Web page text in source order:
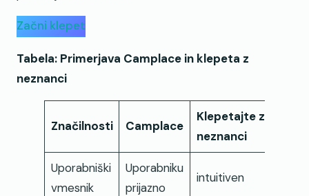
Začni klepet
Tabela: Primerjava Camplace in klepeta z
neznanci
Značilnosti Camplace
Klepetajte z
neznanci
Uporabniški
vmesnik
Uporabniku
prijazno
intuitiven